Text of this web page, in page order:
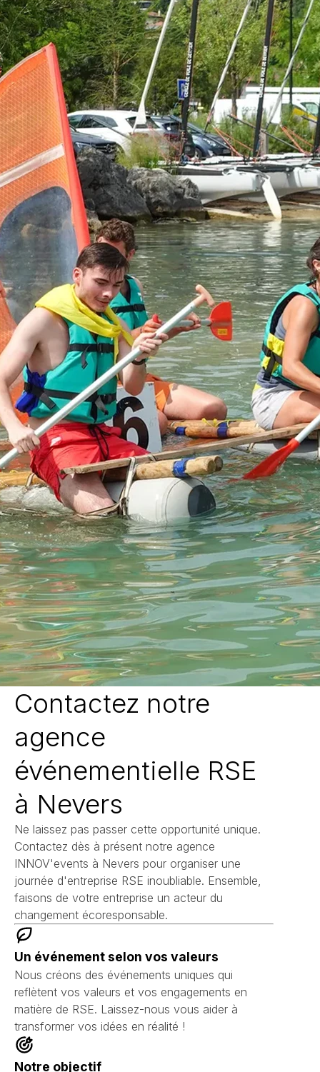
Contactez notre
agence
événementielle RSE
à Nevers
Ne laissez pas passer cette opportunité unique.
Contactez dès à présent notre agence
INNOV'events à Nevers pour organiser une
journée d'entreprise RSE inoubliable. Ensemble,
faisons de votre entreprise un acteur du
changement écoresponsable.
Un événement selon vos valeurs
Nous créons des événements uniques qui
reflètent vos valeurs et vos engagements en
matière de RSE. Laissez-nous vous aider à
transformer vos idées en réalité !
Notre objectif